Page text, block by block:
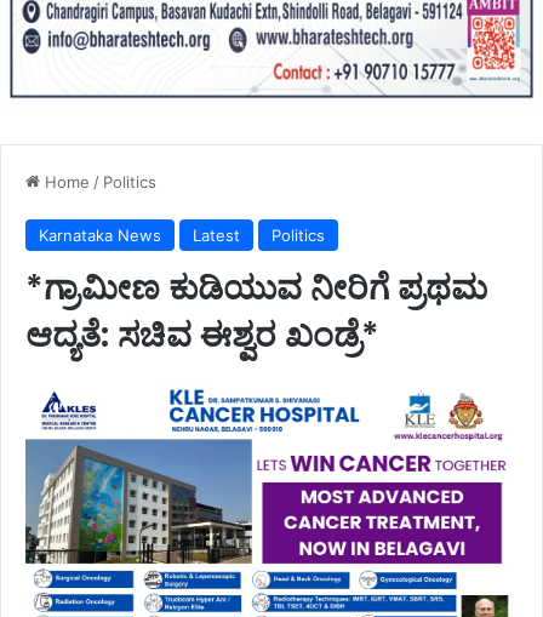
Home / Politics
Karnataka News Latest Politics
*ಗ್ರಾಮೀಣ ಕುಡಿಯುವ ನೀರಿಗೆ ಪ್ರಥಮ
ಆದ್ಯತೆ: ಸಚಿವ ಈಶ್ವರ ಖಂಡ್ರೆ*